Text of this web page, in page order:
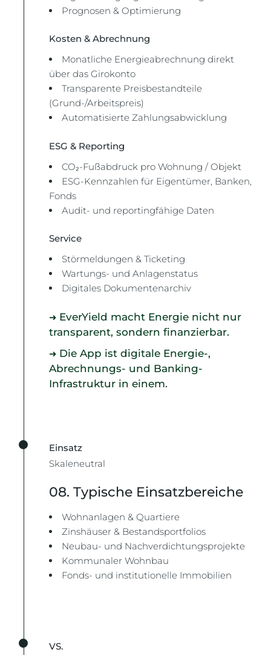
Prognosen & Optimierung
Kosten & Abrechnung
Monatliche Energieabrechnung direkt
über das Girokonto
Transparente Preisbestandteile
(Grund-/Arbeitspreis)
Automatisierte Zahlungsabwicklung
ESG & Reporting
CO₂-Fußabdruck pro Wohnung / Objekt
ESG-Kennzahlen für Eigentümer, Banken,
Fonds
Audit- und reportingfähige Daten
Service
Störmeldungen & Ticketing
Wartungs- und Anlagenstatus
Digitales Dokumentenarchiv
➜ EverYield macht Energie nicht nur
transparent, sondern finanzierbar.
➜ Die App ist digitale Energie-,
Abrechnungs- und Banking-
Infrastruktur in einem.
Einsatz
Skaleneutral
08. Typische Einsatzbereiche
Wohnanlagen & Quartiere
Zinshäuser & Bestandsportfolios
Neubau- und Nachverdichtungsprojekte
Kommunaler Wohnbau
Fonds- und institutionelle Immobilien
VS.